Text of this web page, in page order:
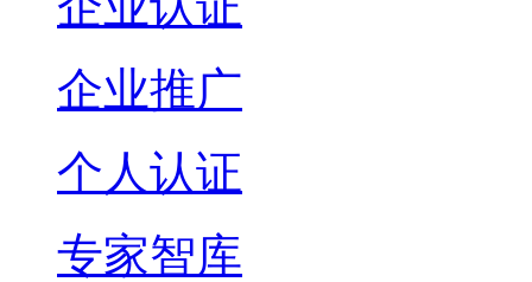
企业推广
个人认证
专家智库